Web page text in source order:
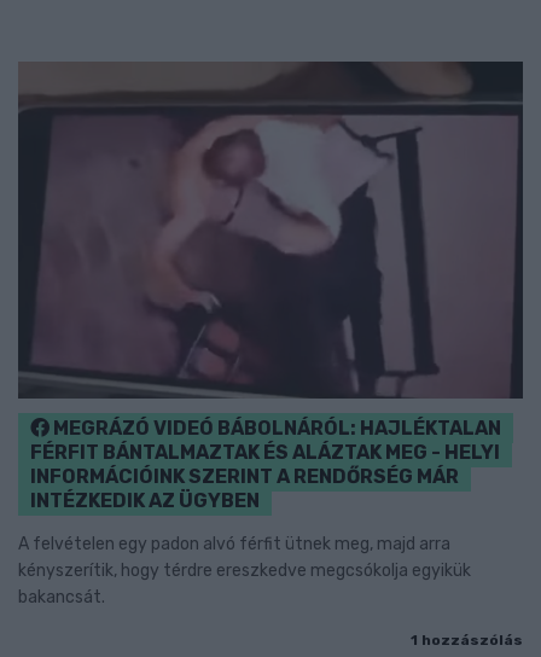
MEGRÁZÓ VIDEÓ BÁBOLNÁRÓL: HAJLÉKTALAN
FÉRFIT BÁNTALMAZTAK ÉS ALÁZTAK MEG - HELYI
INFORMÁCIÓINK SZERINT A RENDŐRSÉG MÁR
INTÉZKEDIK AZ ÜGYBEN
A felvételen egy padon alvó férfit ütnek meg, majd arra
kényszerítik, hogy térdre ereszkedve megcsókolja egyikük
bakancsát.
1 hozzászólás